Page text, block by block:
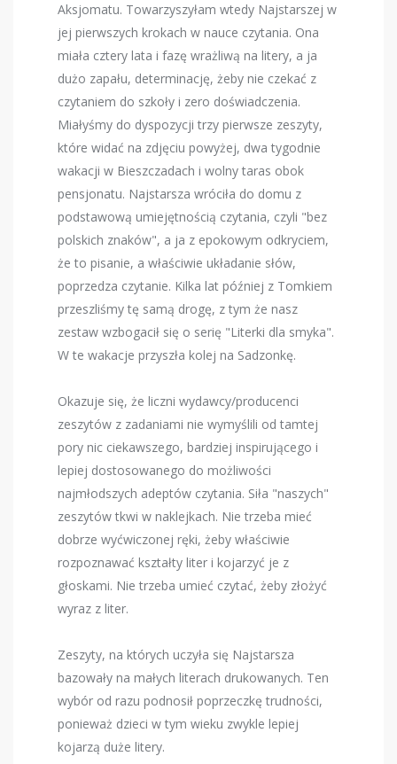
Aksjomatu. Towarzyszyłam wtedy Najstarszej w
jej pierwszych krokach w nauce czytania. Ona
miała cztery lata i fazę wrażliwą na litery, a ja
dużo zapału, determinację, żeby nie czekać z
czytaniem do szkoły i zero doświadczenia.
Miałyśmy do dyspozycji trzy pierwsze zeszyty,
które widać na zdjęciu powyżej, dwa tygodnie
wakacji w Bieszczadach i wolny taras obok
pensjonatu. Najstarsza wróciła do domu z
podstawową umiejętnością czytania, czyli "bez
polskich znaków", a ja z epokowym odkryciem,
że to pisanie, a właściwie układanie słów,
poprzedza czytanie. Kilka lat później z Tomkiem
przeszliśmy tę samą drogę, z tym że nasz
zestaw wzbogacił się o serię "Literki dla smyka".
W te wakacje przyszła kolej na Sadzonkę.
Okazuje się, że liczni wydawcy/producenci
zeszytów z zadaniami nie wymyślili od tamtej
pory nic ciekawszego, bardziej inspirującego i
lepiej dostosowanego do możliwości
najmłodszych adeptów czytania. Siła "naszych"
zeszytów tkwi w naklejkach. Nie trzeba mieć
dobrze wyćwiczonej ręki, żeby właściwie
rozpoznawać kształty liter i kojarzyć je z
głoskami. Nie trzeba umieć czytać, żeby złożyć
wyraz z liter.
Zeszyty, na których uczyła się Najstarsza
bazowały na małych literach drukowanych. Ten
wybór od razu podnosił poprzeczkę trudności,
ponieważ dzieci w tym wieku zwykle lepiej
kojarzą duże litery.